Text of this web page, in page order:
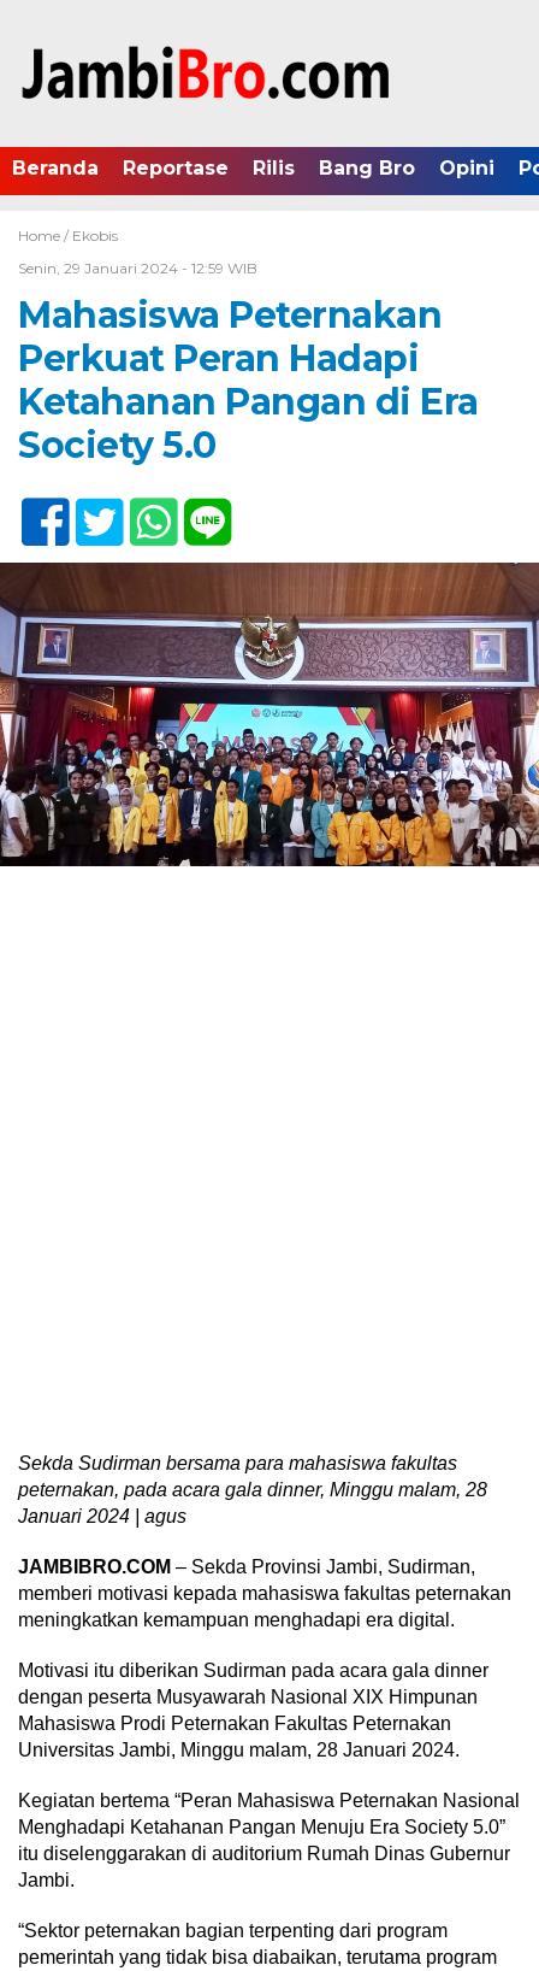
Beranda Reportase Rilis Bang Bro Opini
Home / Ekobis
Senin, 29 Januari 2024 - 12:59 WIB
Mahasiswa Peternakan
Perkuat Peran Hadapi
Ketahanan Pangan di Era
Society 5.0
Sekda Sudirman bersama para mahasiswa fakultas
peternakan, pada acara gala dinner, Minggu malam, 28
Januari 2024 | agus
JAMBIBRO.COM – Sekda Provinsi Jambi, Sudirman,
memberi motivasi kepada mahasiswa fakultas peternakan
meningkatkan kemampuan menghadapi era digital.
Motivasi itu diberikan Sudirman pada acara gala dinner
dengan peserta Musyawarah Nasional XIX Himpunan
Mahasiswa Prodi Peternakan Fakultas Peternakan
Universitas Jambi, Minggu malam, 28 Januari 2024.
Kegiatan bertema “Peran Mahasiswa Peternakan Nasional
Menghadapi Ketahanan Pangan Menuju Era Society 5.0”
itu diselenggarakan di auditorium Rumah Dinas Gubernur
Jambi.
“Sektor peternakan bagian terpenting dari program
pemerintah yang tidak bisa diabaikan, terutama program